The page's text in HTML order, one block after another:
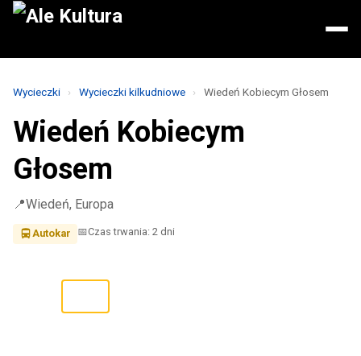
Wycieczki › Wycieczki kilkudniowe › Wiedeń Kobiecym Głosem
Wiedeń Kobiecym
Głosem
Wiedeń, Europa
Autokar Czas trwania: 2 dni